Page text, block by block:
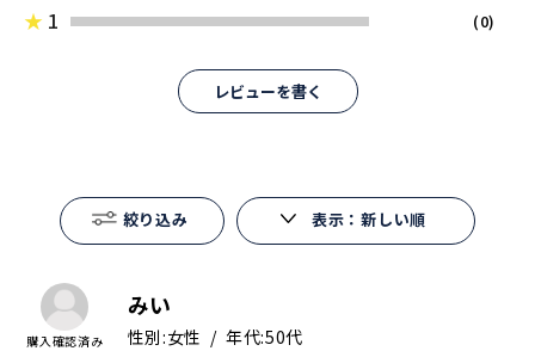
★ 1 (0)
レビューを書く
絞り込み 表示：新しい順
みい
性別:女性 年代:50代